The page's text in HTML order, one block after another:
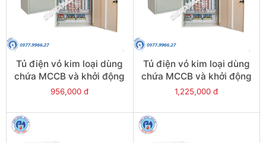
Tủ điện vỏ kim loại dùng
chứa MCCB và khởi động
từ - Model CKE6/2
956,000 đ
Tủ điện vỏ kim loại dùng
chứa MCCB và khởi động
từ - Model CKE6
1,225,000 đ